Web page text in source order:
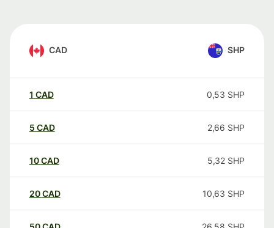
CAD SHP
1 CAD 0,53 SHP
5 CAD 2,66 SHP
10CAD 5,32 SHP
20CAD 10,63 SHP